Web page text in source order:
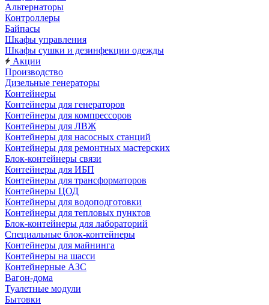
Альтернаторы
Контроллеры
Байпасы
Шкафы управления
Шкафы сушки и дезинфекции одежды
Акции
Производство
Дизельные генераторы
Контейнеры
Контейнеры для генераторов
Контейнеры для компрессоров
Контейнеры для ЛВЖ
Контейнеры для насосных станций
Контейнеры для ремонтных мастерских
Блок-контейнеры связи
Контейнеры для ИБП
Контейнеры для трансформаторов
Контейнеры ЦОД
Контейнеры для водоподготовки
Контейнеры для тепловых пунктов
Блок-контейнеры для лабораторий
Специальные блок-контейнеры
Контейнеры для майнинга
Контейнеры на шасси
Контейнерные АЗС
Вагон-дома
Туалетные модули
Бытовки